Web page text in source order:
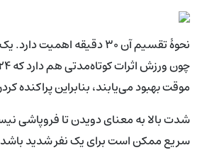
نحوهٔ تقسیم آن ۳۰
موقت بهبود می‌یابند، بنابراین پراکنده
شدت بالا به معنای دویدن تا فروپاشی